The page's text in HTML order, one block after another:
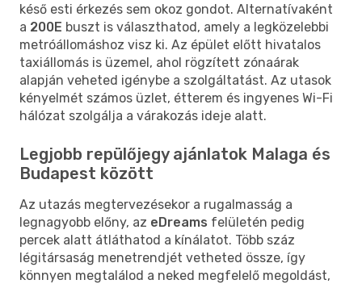
késő esti érkezés sem okoz gondot. Alternatívaként
a 200E buszt is választhatod, amely a legközelebbi
metróállomáshoz visz ki. Az épület előtt hivatalos
taxiállomás is üzemel, ahol rögzített zónaárak
alapján veheted igénybe a szolgáltatást. Az utasok
kényelmét számos üzlet, étterem és ingyenes Wi-Fi
hálózat szolgálja a várakozás ideje alatt.
Legjobb repülőjegy ajánlatok Malaga és
Budapest között
Az utazás megtervezésekor a rugalmasság a
legnagyobb előny, az eDreams felületén pedig
percek alatt átláthatod a kínálatot. Több száz
légitársaság menetrendjét vetheted össze, így
könnyen megtalálod a neked megfelelő megoldást,